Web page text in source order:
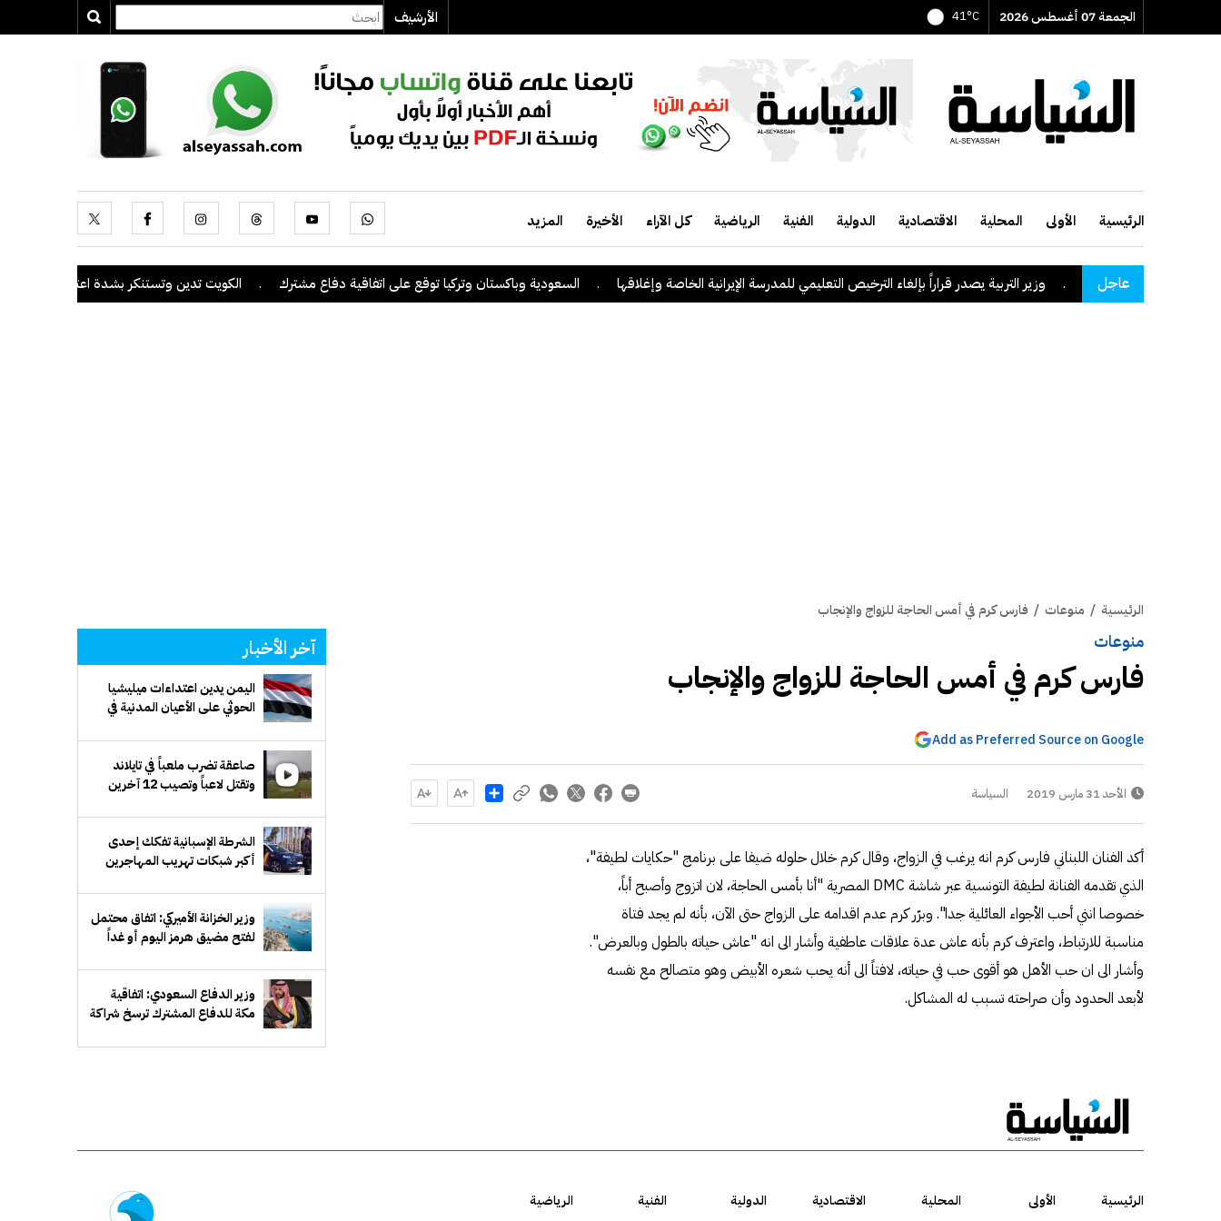
الجمعة 07 أغسطس 2026 41°C الأرشيف
الرئيسية الأولى المحلية الاقتصادية الدولية الفنية الرياضية كل الآراء الأخيرة المزيد
عاجلنجران السعودية وزير التربية يصدر قراراً بإلغاء الترخيص التعليمي للمدرسة الإيرانية الخاصة وإغلاقها . السعودية وباكستان وتركيا توقع على اتفاقية دفاع مشترك . الكويت تدين وتستنكر بشدة اعتداءات ميليشيا
الرئيسية / منوعات / فارس كرم في أمس الحاجة للزواج والإنجاب
منوعات
فارس كرم في أمس الحاجة للزواج والإنجاب
Add as Preferred Source on Google
الأحد 31 مارس 2019 السياسة Share
أكد الفنان اللبناني فارس كرم انه يرغب في الزواج، وقال كرم خلال حلوله ضيفا على برنامج "حكايات لطيفة"،
الذي تقدمه الفنانة لطيفة التونسية عبر شاشة DMC المصرية "أنا بأمس الحاجة، لان اتزوج وأصبح أباً،
خصوصا انني أحب الأجواء العائلية جدا". وبرّر كرم عدم اقدامه على الزواج حتى الآن، بأنه لم يجد فتاة
مناسبة للارتباط، واعترف كرم بأنه عاش عدة علاقات عاطفية وأشار الى انه "عاش حياته بالطول وبالعرض".
وأشار الى ان حب الأهل هو أقوى حب في حياته، لافتاً الى أنه يحب شعره الأبيض وهو متصالح مع نفسه
لأبعد الحدود وأن صراحته تسبب له المشاكل.
آخر الأخبار
اليمن يدين اعتداءات ميليشيا
الحوثي على الأعيان المدنية في
صاعقة تضرب ملعباً في تايلاند
وتقتل لاعباً وتصيب 12 آخرين
الشرطة الإسبانية تفكك إحدى
أكبر شبكات تهريب المهاجرين
وزير الخزانة الأميركي: اتفاق محتمل
لفتح مضيق هرمز اليوم أو غداً
وزير الدفاع السعودي: اتفاقية
مكة للدفاع المشترك ترسخ شراكة
الرئيسية الأولى المحلية الاقتصادية الدولية الفنية
الرياضية